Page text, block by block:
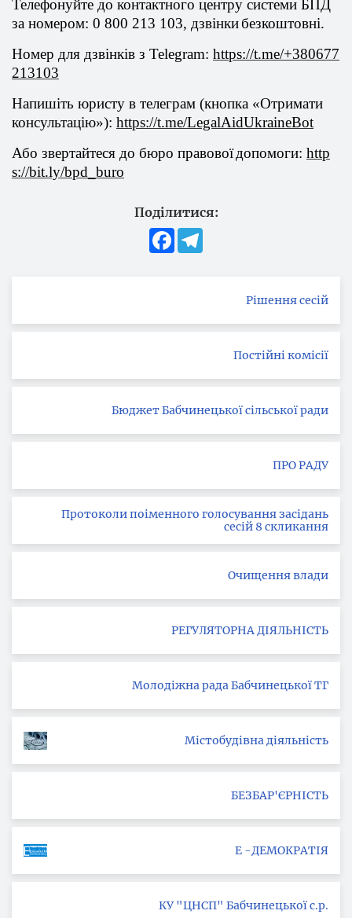
Телефонуйте до контактного центру системи БПД
за номером: 0 800 213 103, дзвінкибезкоштовні.
Номер для дзвінків з Telegram: https://t.me/+380677
213103
Напишіть юристу в телеграм (кнопка «Отримати
консультацію»): https://t.me/LegalAidUkraineBot
Або звертайтеся до бюро правовоїдопомоги: http
s://bit.ly/bpd buro
Поділитися:
Facebook
Рішення сесій
Постійні комісії
Бюджет Бабчинецької сільської ради
ПРО РАДУ
Протоколи поіменного голосування засідань
сесій 8 скликання
Очищення влади
РЕГУЛЯТОРНА ДІЯЛЬНІСТЬ
Молодіжна рада Бабчинецької ТГ
Містобудівна діяльність
БЕЗБАР'ЄРНІСТЬ
Е -ДЕМОКРАТІЯ
КУ "ЦНСП" Бабчинецької с.р.